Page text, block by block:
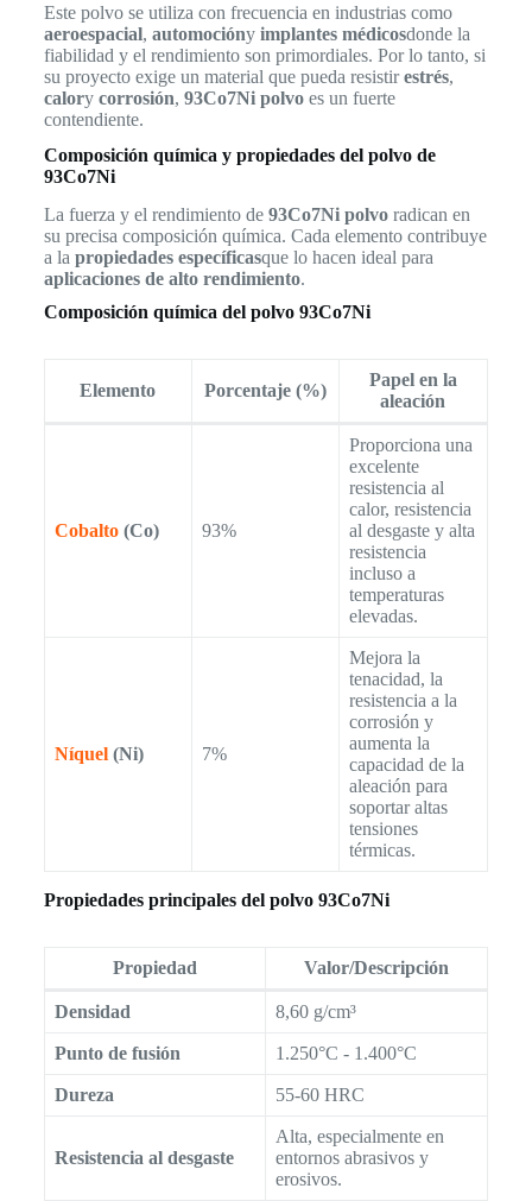
Este polvo se utiliza con frecuencia en industrias como
aeroespacial, automocióny implantes médicosdonde la
fiabilidad y el rendimiento son primordiales. Por lo tanto, si
su proyecto exige un material que pueda resistirestrés,
calory corrosión, 93Co7Ni polvoes un fuerte
contendiente.
Composición química y propiedades del polvo de
93Co7Ni
La fuerza y el rendimiento de 93Co7Ni polvoradican en
su precisa composición química. Cada elemento contribuye
a la propiedades específicasque lo hacen ideal para
aplicaciones de alto rendimiento.
Composición química del polvo 93Co7Ni
Elemento Porcentaje (%)
Papel en la
aleación
Cobalto (Co) 93%
Proporciona una
excelente
resistencia al
calor, resistencia
al desgaste y alta
resistencia
incluso a
temperaturas
elevadas.
Níquel (Ni) 7%
Mejora la
tenacidad, la
resistencia a la
corrosión y
aumenta la
capacidad de la
aleación para
soportar altas
tensiones
térmicas.
Propiedades principales del polvo 93Co7Ni
Propiedad Valor/Descripción
Densidad 8,60 g/cm³
Punto de fusión 1.250°C - 1.400°C
Dureza 55-60 HRC
Resistencia al desgaste
Alta, especialmente en
entornos abrasivos y
erosivos.